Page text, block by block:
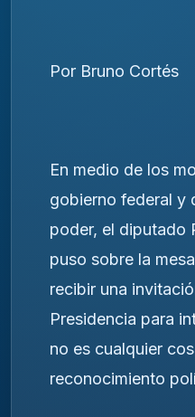
Por Bruno Cortés
En medio de los
gobierno federal y
poder, el diputado
puso sobre la
recibir una
Presidencia para
no es cualquier
reconocimiento